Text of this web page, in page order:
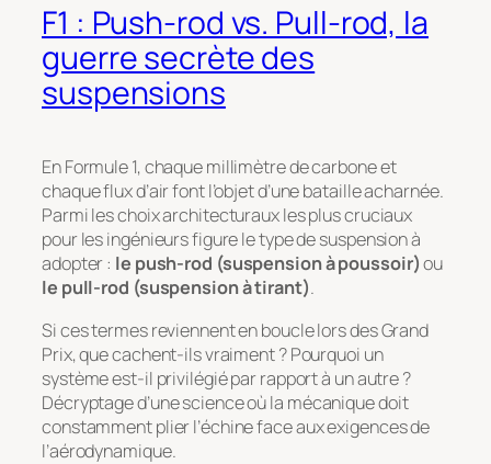
F1 : Push-rod vs. Pull-rod, la
guerre secrète des
suspensions
En Formule 1, chaque millimètre de carbone et
chaque flux d’air font l’objet d’une bataille acharnée.
Parmi les choix architecturaux les plus cruciaux
pour les ingénieurs figure le type de suspension à
adopter : le push-rod (suspension à poussoir)ou
le pull-rod (suspension à tirant).
Si ces termes reviennent en boucle lors des Grand
Prix, que cachent-ils vraiment ? Pourquoi un
système est-il privilégié par rapport à un autre ?
Décryptage d’une science où la mécanique doit
constamment plier l’échine face aux exigences de
l’aérodynamique.